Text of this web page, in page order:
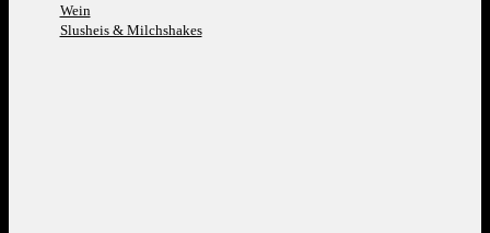
Wein
Slusheis & Milchshakes